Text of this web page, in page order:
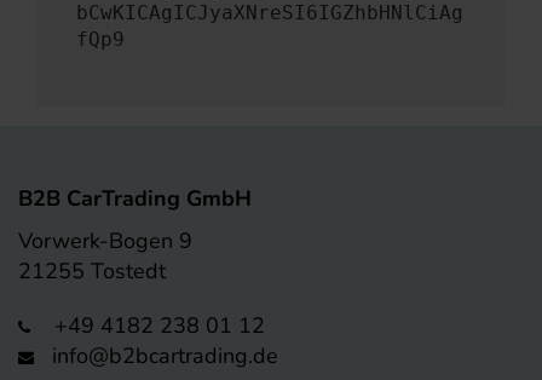
bCwKICAgICJyaXNreSI6IGZhbHNlCiAg
fQp9
B2B CarTrading GmbH
Vorwerk-Bogen 9
21255 Tostedt
+49 4182 238 01 12
info@b2bcartrading.de